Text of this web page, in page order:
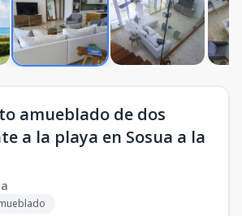
amueblado de dos
a la playa en Sosua a la